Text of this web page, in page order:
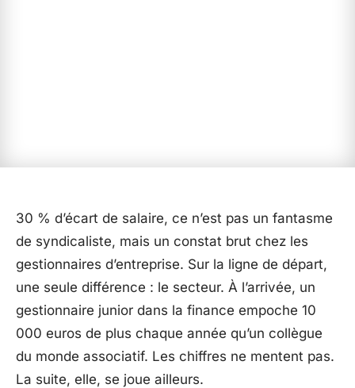
30 % d’écart de salaire, ce n’est pas un fantasme
de syndicaliste, mais un constat brut chez les
gestionnaires d’entreprise. Sur la ligne de départ,
une seule différence : le secteur. À l’arrivée, un
gestionnaire junior dans la finance empoche 10
000 euros de plus chaque année qu’un collègue
du monde associatif. Les chiffres ne mentent pas.
La suite, elle, se joue ailleurs.